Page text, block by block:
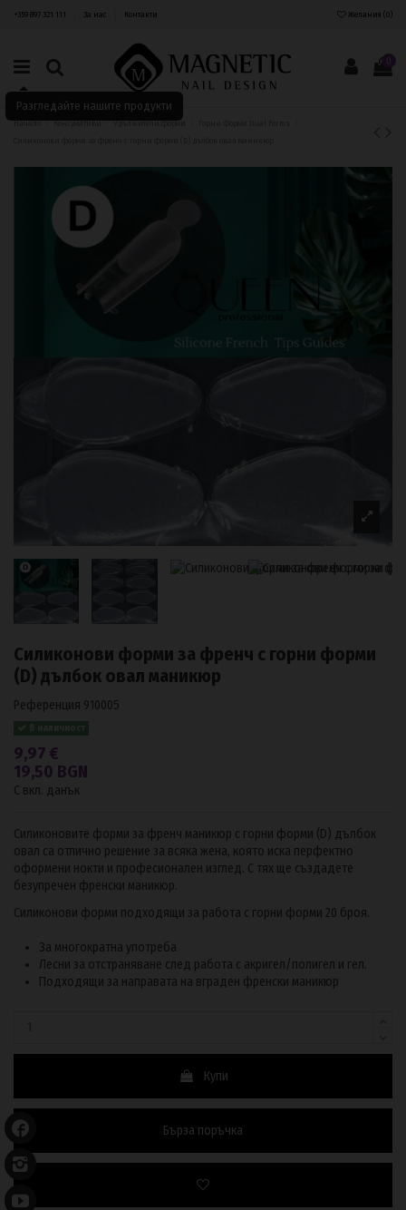
+359 897 321 111 За нас Контакти Желания (0)
Разгледайте нашите продукти
0
Начало Консумативи Удължители,форми
Силиконови форми за френч с горни форми
(D) дълбок овал маникюр
Референция 910005
9,97 €
19,50 BGN
С вкл. данък
Силиконовите форми за френч маникюр с горни форми (D) дълбок
овал са отлично решение за всяка жена, която иска перфектно
оформени нокти и професионален изглед. С тях ще създадете
безупречен френски маникюр.
Силиконови форми подходящи за работа с горни форми 20 броя.
За многократна употреба
Лесни за отстраняване след работа с акригел/полигел и гел.
Подходящи за направата на вграден френски маникюр
Купи
Бърза поръчка